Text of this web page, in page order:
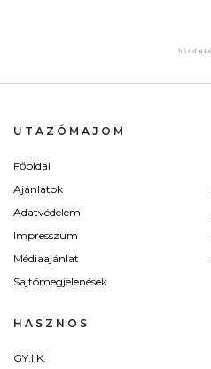
UTAZÓMAJOM
Főoldal
Ajánlatok
Adatvédelem
Impresszum
Médiaajánlat
Sajtómegjelenések
HASZNOS
GY.I.K.